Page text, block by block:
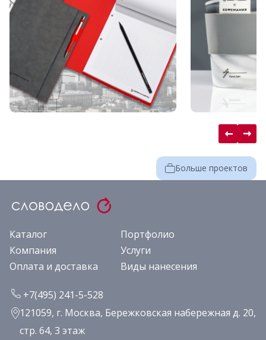
Больше проектов
Каталог
Портфолио
Компания
Услуги
Оплата и доставка
Виды нанесения
+7(495) 241-5-528
121059, г. Москва, Бережковская набережная д. 20,
стр. 64, 3 этаж